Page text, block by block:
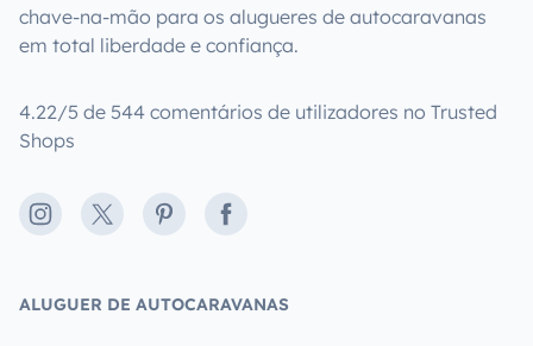
chave-na-mão para os alugueres de autocaravanas
em total liberdade e confiança.
4.22/5 de 544 comentários de utilizadores no Trusted
Shops
Instagram
X PinterestFacebook
ALUGUER DE AUTOCARAVANAS